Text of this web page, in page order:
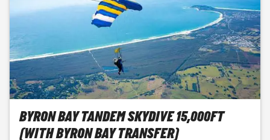
BYRON BAY TANDEM SKYDIVE 15,000FT
(WITH BYRON BAY TRANSFER)